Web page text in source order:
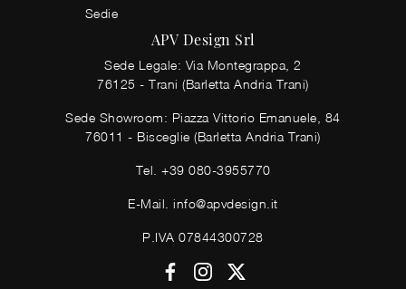
Sedie
APV Design Srl
Sede Legale: Via Montegrappa, 2
76125 - Trani (Barletta Andria Trani)
Sede Showroom: Piazza Vittorio Emanuele, 84
76011 - Bisceglie (Barletta Andria Trani)
Tel. +39 080-3955770
E-Mail.info@apvdesign.it
P.IVA 07844300728